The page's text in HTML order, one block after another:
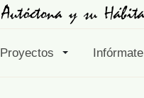
Proyectos Infórmate